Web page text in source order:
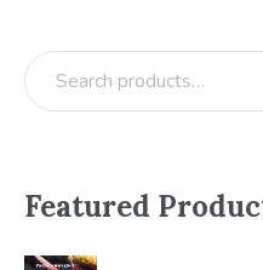
Featured